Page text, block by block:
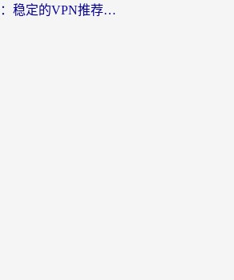
海外党必看：稳定的VPN推荐及回国加速器选择全攻略——告别地域限制，轻松刷国内资源